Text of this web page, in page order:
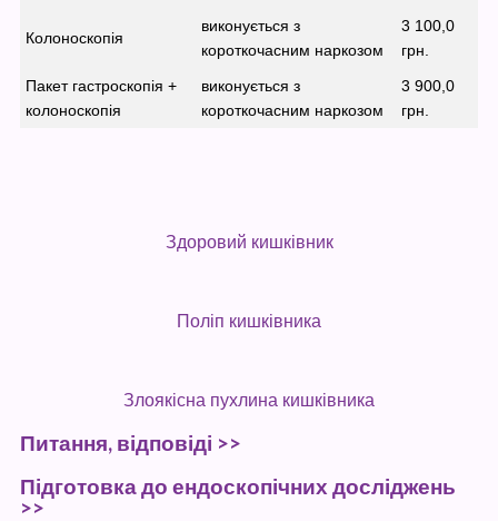
Колоноскопія
виконується з
короткочасним наркозом
3 100,0
грн.
Пакет гастроскопія +
колоноскопія
виконується з
короткочасним наркозом
3 900,0
грн.
Здоровий кишківник
Поліп кишківника
Злоякісна пухлина кишківника
Питання, відповіді >>
Підготовка до ендоскопічних досліджень
>>